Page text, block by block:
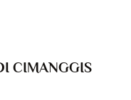
CIMANGGIS